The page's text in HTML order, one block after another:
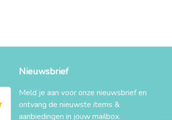
Nieuwsbrief
Meld je aan voor onze nieuwsbrief en
ontvang de nieuwste items &
aanbiedingen in jouw mailbox.